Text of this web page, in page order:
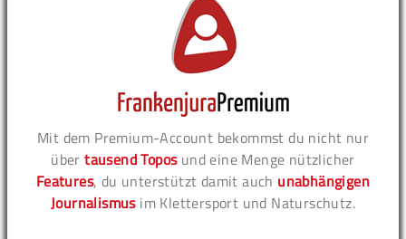
Mit dem Premium-Account bekommst du nicht nur
übertausend Toposund eine Menge nützlicher
Features, du unterstützt damit auch unabhängigen
Journalismusim Klettersport und Naturschutz.